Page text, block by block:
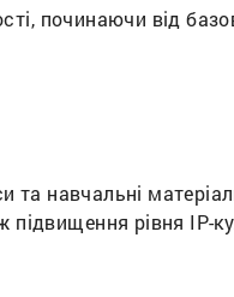
починаючи від
навчальні
рівня IP-